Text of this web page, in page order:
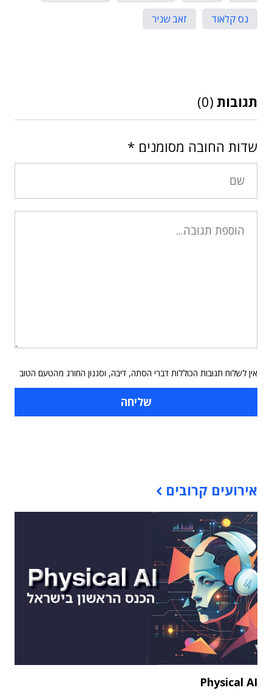
נס קלאוד
זאב שניר
תגובות (0)
שדות החובה מסומנים *
אין לשלוח תגובות הכוללות דברי הסתה, דיבה, וסגנון החורג מהטעם הטוב
אירועים קרובים
Physical AI